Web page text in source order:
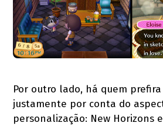
Por outro lado, há quem
justamente por conta do
personalização: New Horizons